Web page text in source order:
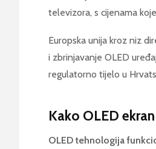
televizora, s cijenama
Europska unija kroz niz
i zbrinjavanje OLED
regulatorno tijelo u
Kako OLED
OLED tehnologija